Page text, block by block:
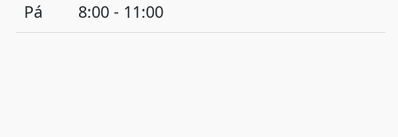
Pá
8:00 - 11:00